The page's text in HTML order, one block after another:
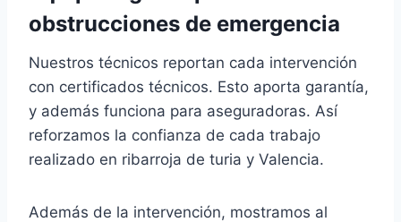
obstrucciones de emergencia
Nuestros técnicos reportan cada intervención
con certificados técnicos. Esto aporta garantía,
y además funciona para aseguradoras. Así
reforzamos la confianza de cada trabajo
realizado en ribarroja de turia y Valencia.
Además de la intervención, mostramos al